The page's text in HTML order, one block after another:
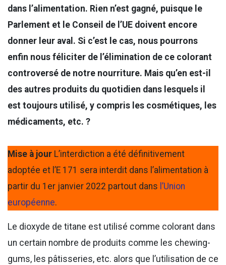
dans l’alimentation. Rien n’est gagné, puisque le
Parlement et le Conseil de l’UE doivent encore
donner leur aval. Si c’est le cas, nous pourrons
enfin nous féliciter de l’élimination de ce colorant
controversé de notre nourriture. Mais qu’en est-il
des autres produits du quotidien dans lesquels il
est toujours utilisé, y compris les cosmétiques, les
médicaments, etc. ?
Mise à jour L’interdiction a été définitivement
adoptée et l’E 171 sera interdit dans l’alimentation à
partir du 1er janvier 2022 partout dans l’Union
européenne.
Le dioxyde de titane est utilisé comme colorant dans
un certain nombre de produits comme les chewing-
gums, les pâtisseries, etc. alors que l’utilisation de ce